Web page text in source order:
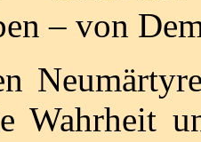
– von
Wahrheit